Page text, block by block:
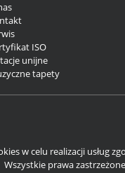
ISO
unijne
tapety
w celu realizacji usług
Wszystkie prawa